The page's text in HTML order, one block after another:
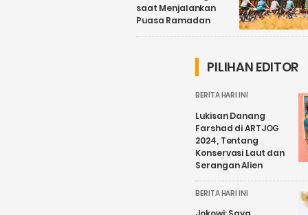
saat Menjalankan
Puasa Ramadan
PILIHAN EDITOR
BERITA HARI INI
Lukisan Danang
Farshad di ARTJOG
2024, Tentang
Konservasi Laut dan
Serangan Alien
BERITA HARI INI